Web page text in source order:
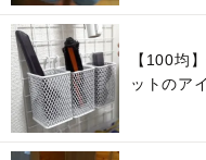
【100均
ットのア